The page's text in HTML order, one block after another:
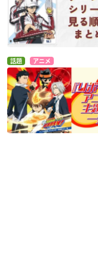
話題 アニメ